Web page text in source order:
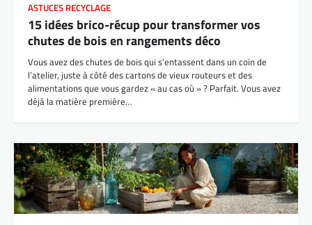
ASTUCES RECYCLAGE
15 idées brico-récup pour transformer vos
chutes de bois en rangements déco
Vous avez des chutes de bois qui s’entassent dans un coin de
l’atelier, juste à côté des cartons de vieux routeurs et des
alimentations que vous gardez « au cas où » ? Parfait. Vous avez
déjà la matière première…